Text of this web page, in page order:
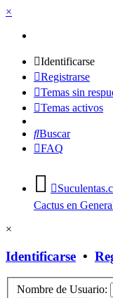
×
Identificarse
Registrarse
Temas sin
Temas activos
Buscar
FAQ
Cactus en
×
Identificarse •
Nombre de Usuario: